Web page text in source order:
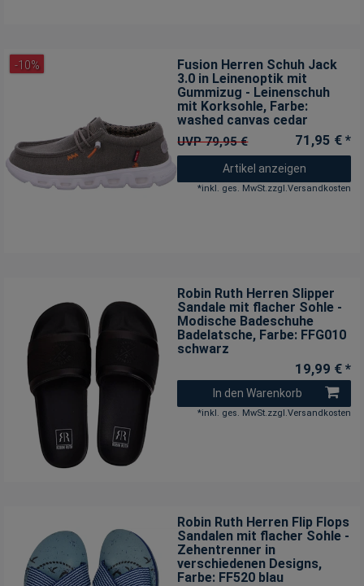
-10%
Fusion Herren Schuh Jack
3.0 in Leinenoptik mit
Gummizug - Leinenschuh
mit Korksohle, Farbe:
washed canvas cedar
UVP 79,95 € 71,95 € *
Artikel anzeigen
*inkl. ges. MwSt.zzgl.Versandkosten
Robin Ruth Herren Slipper
Sandale mit flacher Sohle -
Modische Badeschuhe
Badelatsche, Farbe: FFG010
schwarz
19,99 € *
In den Warenkorb
*inkl. ges. MwSt.zzgl.Versandkosten
Robin Ruth Herren Flip Flops
Sandalen mit flacher Sohle -
Zehentrenner in
verschiedenen Designs,
Farbe: FF520 blau